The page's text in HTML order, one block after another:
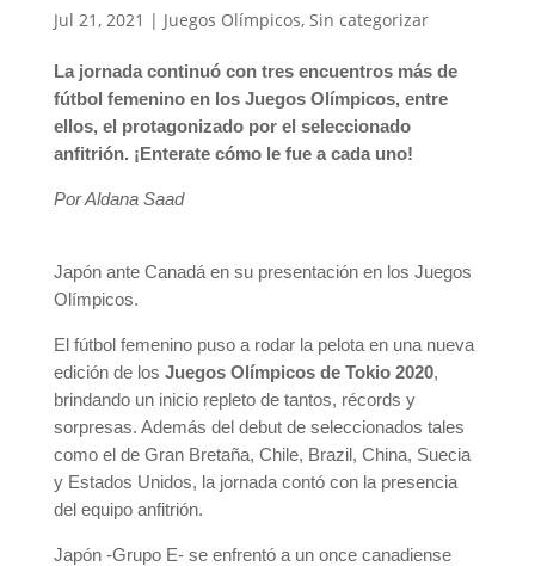
Jul 21, 2021 | Juegos Olímpicos, Sin categorizar
La jornada continuó con tres encuentros más de
fútbol femenino en los Juegos Olímpicos, entre
ellos, el protagonizado por el seleccionado
anfitrión. ¡Enterate cómo le fue a cada uno!
Por Aldana Saad
Japón ante Canadá en su presentación en los Juegos
Olímpicos.
El fútbol femenino puso a rodar la pelota en una nueva
edición de los Juegos Olímpicos de Tokio 2020,
brindando un inicio repleto de tantos, récords y
sorpresas. Además del debut de seleccionados tales
como el de Gran Bretaña, Chile, Brazil, China, Suecia
y Estados Unidos, la jornada contó con la presencia
del equipo anfitrión.
Japón -Grupo E- se enfrentó a un once canadiense